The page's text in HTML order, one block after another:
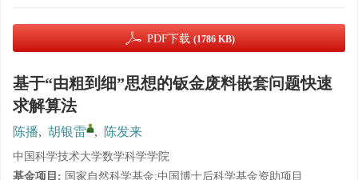
PDF下载 (1786 KB)
基于“由粗到细”思想的钣金废料嵌套问题快速
求解算法
陈播, 胡银雷 , 陈发来
中国科学技术大学数学科学学院
基金项目: 国家自然科学基金;中国博士后科学基金资助项目